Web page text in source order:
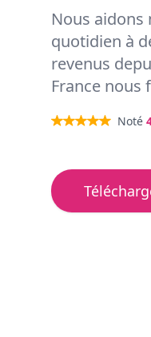
Nous
quotidien à
revenus
France nous
Noté